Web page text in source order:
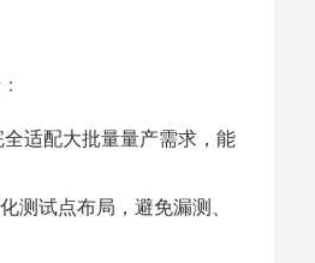
适配大批量量产需求，能
测试点布局，避免漏测、